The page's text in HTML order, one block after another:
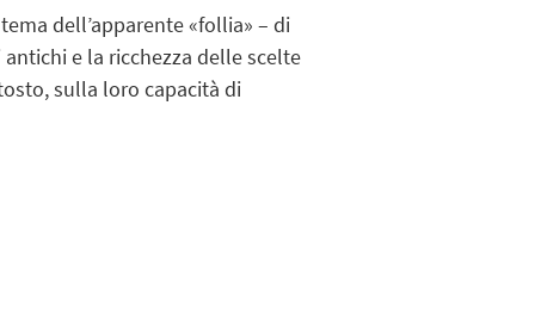
dell’apparente «follia» – di
e la ricchezza delle scelte
sulla loro capacità di